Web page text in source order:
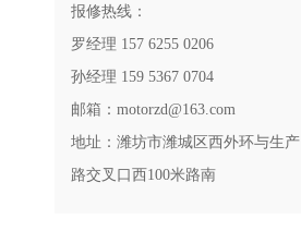
报修热线：
罗经理 157 6255 0206
孙经理 159 5367 0704
邮箱：motorzd@163.com
地址：潍坊市潍城区西外环与生产
路交叉口西100米路南